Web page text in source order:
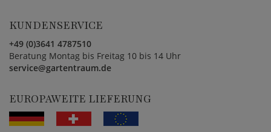
KUNDENSERVICE
+49 (0)3641 4787510
Beratung Montag bis Freitag 10 bis 14 Uhr
service@gartentraum.de
EUROPAWEITE LIEFERUNG